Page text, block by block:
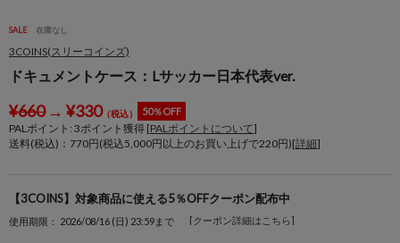
SALE 在庫なし
3COINS(スリーコインズ)
ドキュメントケース：Lサッカー日本代表ver.
¥660→ ¥330（税込） 50％OFF
PALポイント: 3ポイント獲得 [PALポイントについて]
送料(税込)：770円(税込5,000円以上のお買い上げで220円)[詳細]
【3COINS】対象商品に使える5％OFFクーポン配布中
使用期限： 2026/08/16 (日) 23:59まで [クーポン詳細はこちら]